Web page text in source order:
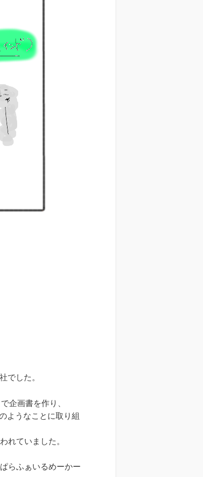
でした。
企画書を作り、
ようなことに取り組
れていました。
らふぁいるめーかー